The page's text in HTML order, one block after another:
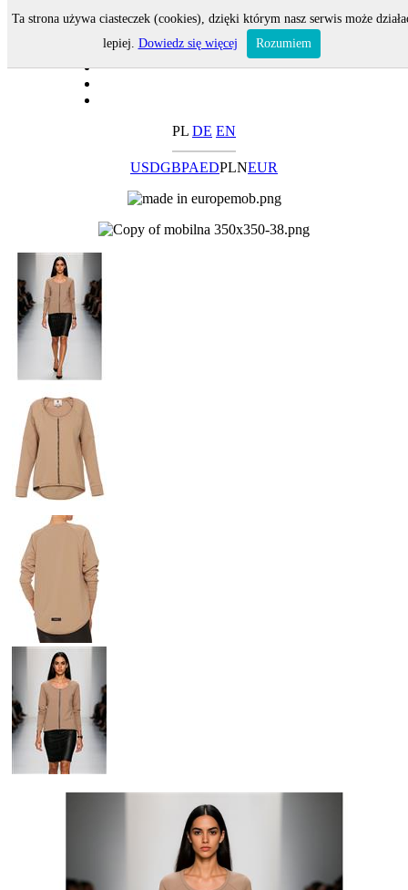
PL DE EN
USDGBPAEDPLNEUR
Ta strona używa ciasteczek (cookies), dzięki którym nasz serwis może
lepiej. Dowiedz się więcej Rozumiem